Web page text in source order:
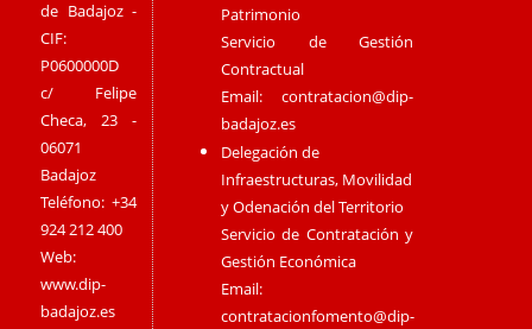
de Badajoz -
CIF:
P0600000D
c/ Felipe
Checa, 23 -
06071
Badajoz
Teléfono: +34
924 212 400
Web:
www.dip-
badajoz.es
Patrimonio
Servicio de Gestión
Contractual
Email:contratacion@dip-
badajoz.es
Delegación de
Infraestructuras, Movilidad
y Odenación del Territorio
Servicio de Contratación y
Gestión Económica
Email:
contratacionfomento@dip-